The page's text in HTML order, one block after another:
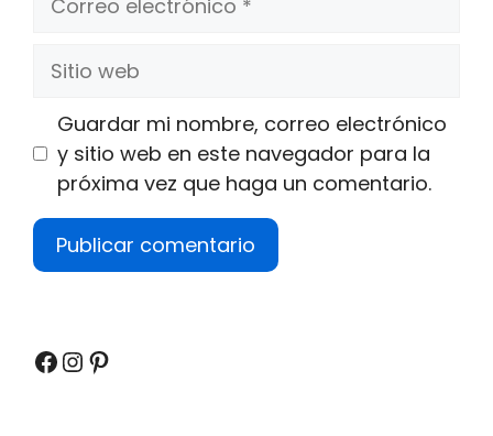
electrónico
Sitio
web
Guardar mi nombre, correo electrónico
y sitio web en este navegador para la
próxima vez que haga un comentario.
Facebook
Instagram
Pinterest